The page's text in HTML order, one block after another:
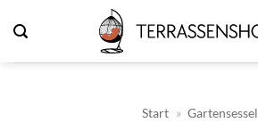
Inhalt
springen
Start » Gartensessel